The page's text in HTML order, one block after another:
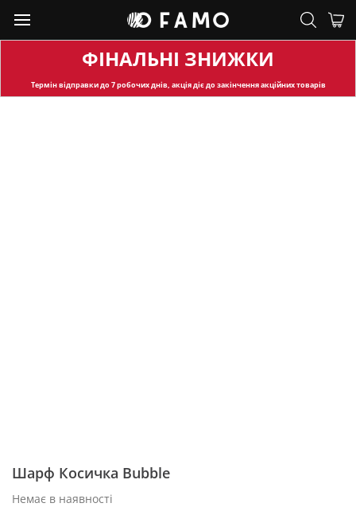
ФІНАЛЬНІ ЗНИЖКИ
Термін відправкидо 7 робочих днів, акція діє до закінчення акційних товарів
Шарф Косичка Bubble
Немає в наявності